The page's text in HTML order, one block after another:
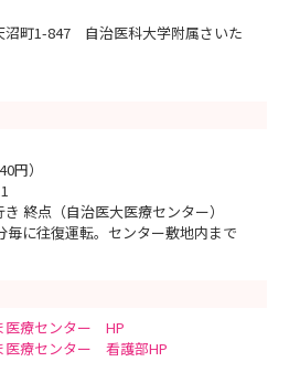
沼町1-847 自治医科大学附属さいた
円）
終点（自治医大医療センター）
毎に往復運転。センター敷地内まで
医療センター HP
医療センター 看護部HP